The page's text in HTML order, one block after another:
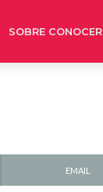
SOBRE CONOCER
EMAIL